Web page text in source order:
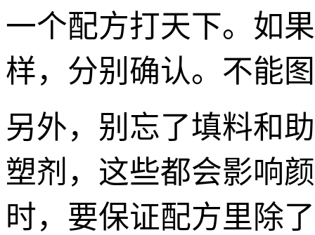
一个配方打天下。如
样，分别确认。不能
另外，别忘了填料和
塑剂，这些都会影响
时，要保证配方里除